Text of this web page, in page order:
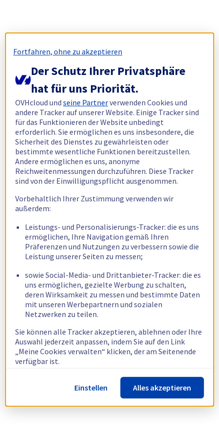
Fortfahren, ohne zu akzeptieren
Der Schutz Ihrer Privatsphäre
hat für uns Priorität.
OVHcloud undseine Partnerverwenden Cookies und
andere Tracker auf unserer Website. Einige Tracker sind
für das Funktionieren der Website unbedingt
erforderlich. Sie ermöglichen es uns insbesondere, die
Sicherheit des Dienstes zu gewährleisten oder
bestimmte wesentliche Funktionen bereitzustellen.
Andere ermöglichen es uns, anonyme
Reichweitenmessungen durchzuführen. Diese Tracker
sind von der Einwilligungspflicht ausgenommen.
Vorbehaltlich Ihrer Zustimmung verwenden wir
außerdem:
Leistungs- und Personalisierungs-Tracker: die es uns
ermöglichen, Ihre Navigation gemäß Ihren
Präferenzen und Nutzungen zu verbessern sowie die
Leistung unserer Seiten zu messen;
sowie Social-Media- und Drittanbieter-Tracker: die es
uns ermöglichen, gezielte Werbung zu schalten,
deren Wirksamkeit zu messen und bestimmte Daten
mit unseren Werbepartnern und sozialen
Netzwerken zu teilen.
Sie können alle Tracker akzeptieren, ablehnen oder Ihre
Auswahl jederzeit anpassen, indem Sie auf den Link
„Meine Cookies verwalten“ klicken, der am Seitenende
verfügbar ist.
Weitere Informationen finden Sie in unsererRichtlinie
zur Verwendung von Cookies.
Einstellen Alles akzeptieren